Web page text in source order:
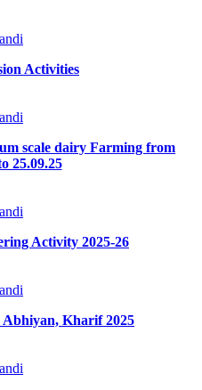
Activities
scale dairy Farming from
25.09.25
Activity 2025-26
Kharif 2025